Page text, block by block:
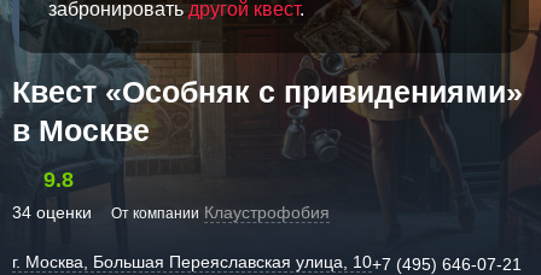
забронироватьдругой квест.
Квест «Особняк с привидениями»
в Москве
9.8
34 оценки От компании Клаустрофобия
г. Москва, Большая Переяславская улица, 10+7 (495) 646-07-21